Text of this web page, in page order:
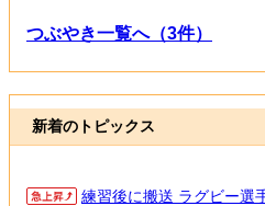
つぶやき一覧へ（3件）
新着のトピックス
練習後に搬送 ラグビー選